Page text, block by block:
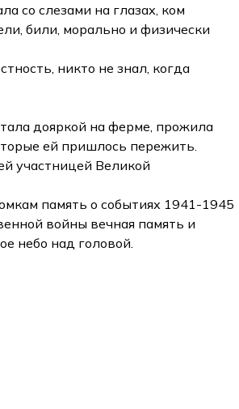
со слезами на глазах, ком
били, морально и физически
никто не знал, когда
дояркой на ферме, прожила
ей пришлось пережить.
участницей Великой
память о событиях 1941-1945
войны вечная память и
небо над головой.